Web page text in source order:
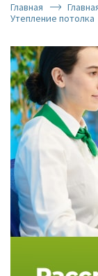
Главная
Утепление потолка